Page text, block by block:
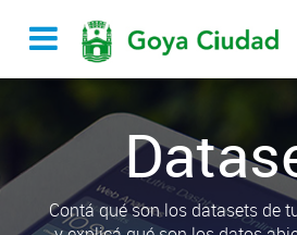
Contá qué son los datasets de